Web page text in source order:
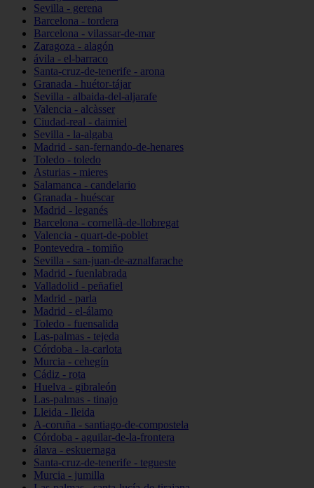
Sevilla - gerena
Barcelona - tordera
Barcelona - vilassar-de-mar
Zaragoza - alagón
ávila - el-barraco
Santa-cruz-de-tenerife - arona
Granada - huétor-tájar
Sevilla - albaida-del-aljarafe
Valencia - alcàsser
Ciudad-real - daimiel
Sevilla - la-algaba
Madrid - san-fernando-de-henares
Toledo - toledo
Asturias - mieres
Salamanca - candelario
Granada - huéscar
Madrid - leganés
Barcelona - cornellà-de-llobregat
Valencia - quart-de-poblet
Pontevedra - tomiño
Sevilla - san-juan-de-aznalfarache
Madrid - fuenlabrada
Valladolid - peñafiel
Madrid - parla
Madrid - el-álamo
Toledo - fuensalida
Las-palmas - tejeda
Córdoba - la-carlota
Murcia - cehegín
Cádiz - rota
Huelva - gibraleón
Las-palmas - tinajo
Lleida - lleida
A-coruña - santiago-de-compostela
Córdoba - aguilar-de-la-frontera
álava - eskuernaga
Santa-cruz-de-tenerife - tegueste
Murcia - jumilla